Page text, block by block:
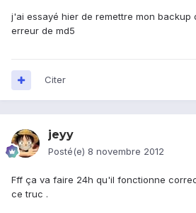
j'ai essayé hier de remettre mon backup
erreur de md5
Citer
jeyy
Posté(e) 8 novembre 2012
Fff ça va faire 24h qu'il fonctionne
ce truc .